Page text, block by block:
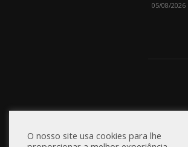
05/08/2026
O nosso site usa cookies para lhe